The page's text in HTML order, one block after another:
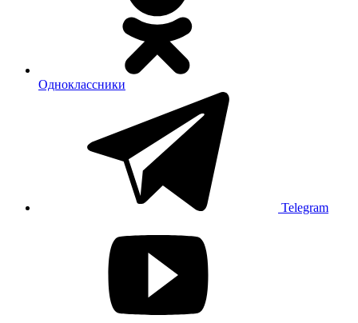
Одноклассники
Telegram